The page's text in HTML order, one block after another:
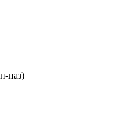
паз)